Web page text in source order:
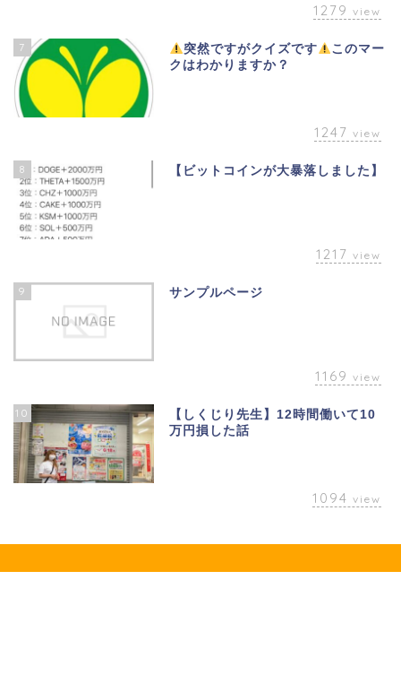
1279 view
7 突然ですがクイズです
このマー
クはわかりますか？
1247 view
8 【ビットコインが大暴落しました】
1217 view
9 サンプルページ
1169 view
10
【しくじり先生】12時間働いて10
万円損した話
1094 view